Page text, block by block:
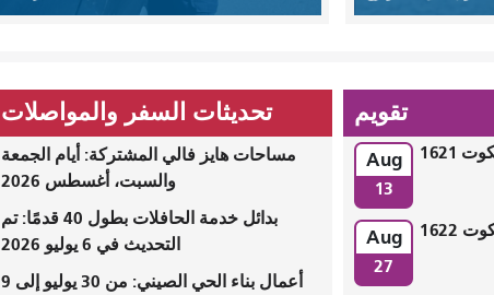
تقويم
Aug
13
1621
Aug
27
1622
تحديثات السفر والمواصلات
مساحات هايز فالي المشتركة: أيام الجمعة
والسبت، أغسطس 2026
بدائل خدمة الحافلات بطول 40 قدمًا: تم
التحديث في 6 يوليو 2026
أعمال بناء الحي الصيني: من 30 يوليو إلى 9